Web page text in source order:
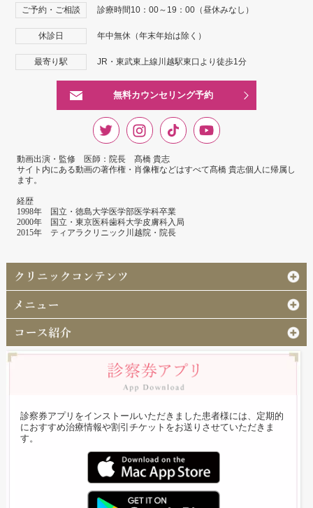
ご予約・ご相談 診療時間10：00～19：00（昼休みなし）
休診日 年中無休（年末年始は除く）
最寄り駅 JR・東武東上線川越駅東口より徒歩1分
無料カウンセリング予約
動画出演・監修 医師：院長 髙橋 貴志
サイト内にある動画の著作権・肖像権などはすべて髙橋 貴志個人に帰属し
ます。
経歴
1998年 国立・徳島大学医学部医学科卒業
2000年 国立・東京医科歯科大学皮膚科入局
2015年 ティアラクリニック川越院・院長
診察券アプリをインストールいただきました患者様には、定期的
におすすめ治療情報や割引チケットをお送りさせていただきま
す。